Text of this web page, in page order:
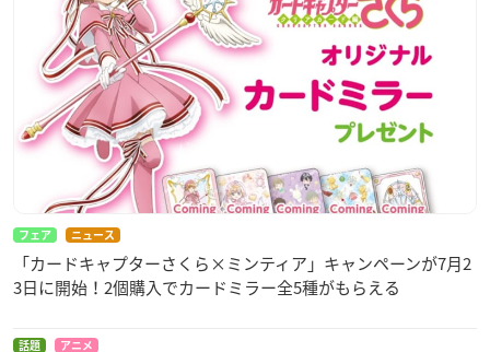
フェア ニュース
「カードキャプターさくら×ミンティア」キャンペーンが7月2
3日に開始！2個購入でカードミラー全5種がもらえる
話題 アニメ